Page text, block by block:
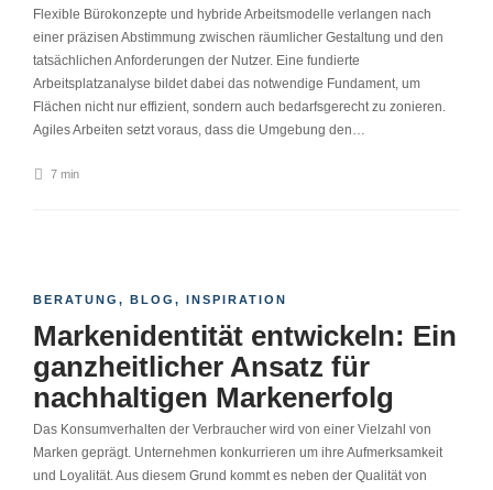
Flexible Bürokonzepte und hybride Arbeitsmodelle verlangen nach
einer präzisen Abstimmung zwischen räumlicher Gestaltung und den
tatsächlichen Anforderungen der Nutzer. Eine fundierte
Arbeitsplatzanalyse bildet dabei das notwendige Fundament, um
Flächen nicht nur effizient, sondern auch bedarfsgerecht zu zonieren.
Agiles Arbeiten setzt voraus, dass die Umgebung den…
7 min
BERATUNG , BLOG , INSPIRATION
Markenidentität entwickeln: Ein
ganzheitlicher Ansatz für
nachhaltigen Markenerfolg
Das Konsumverhalten der Verbraucher wird von einer Vielzahl von
Marken geprägt. Unternehmen konkurrieren um ihre Aufmerksamkeit
und Loyalität. Aus diesem Grund kommt es neben der Qualität von